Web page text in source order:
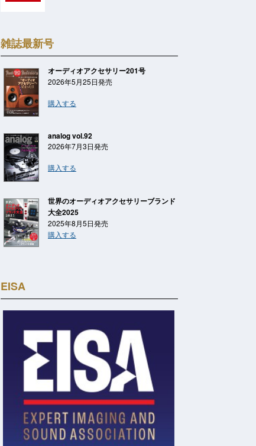
雑誌最新号
オーディオアクセサリー201号
2026年5月25日発売
購入する
analog vol.92
2026年7月3日発売
購入する
世界のオーディオアクセサリーブランド
大全2025
2025年8月5日発売
購入する
EISA